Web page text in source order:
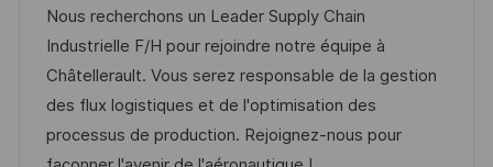
a
t
i
o
n
t
e
d
D
a
b
I
d
t
e
g
o
r
Nous recherchons un Leader Supply Chain
Industrielle F/H pour rejoindre notre équipe à
Châtellerault. Vous serez responsable de la gestion
des flux logistiques et de l'optimisation des
processus de production. Rejoignez-nous pour